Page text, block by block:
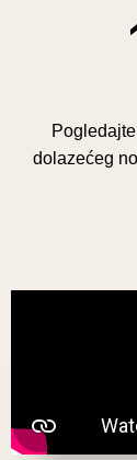
dolazećeg